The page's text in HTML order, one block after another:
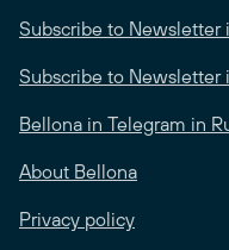
Subscribe to Newsletter
Subscribe to Newsletter
Bellona in Telegram in
About Bellona
Privacy policy